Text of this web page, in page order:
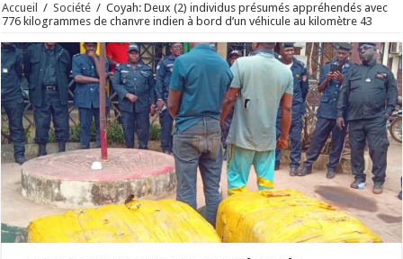
Accueil / Société / Coyah: Deux (2) individus présumés appréhendés avec
776 kilogrammes de chanvre indien à bord d’un véhicule au kilomètre 43